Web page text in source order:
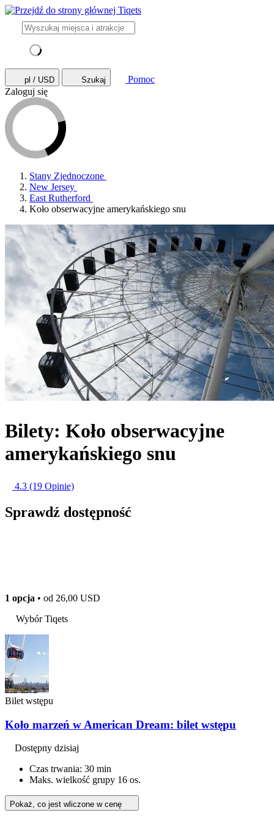
pl / USD Szukaj
Pomoc
Zaloguj się
Stany Zjednoczone
New Jersey
East Rutherford
Koło obserwacyjne amerykańskiego snu
Bilety: Koło obserwacyjne
amerykańskiego snu
4.3 (19 Opinie)
Sprawdź dostępność
1 opcja • od 26,00 USD
Wybór Tiqets
Bilet wstępu
Koło marzeń w American Dream: bilet wstępu
Dostępny dzisiaj
Czas trwania: 30 min
Maks. wielkość grupy 16 os.
Pokaż, co jest wliczone w cenę